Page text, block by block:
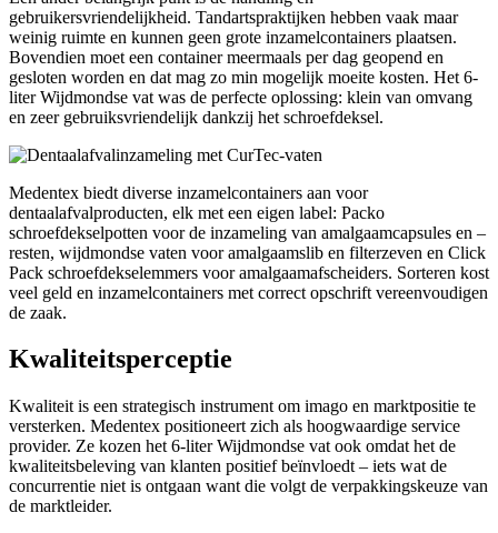
gebruikersvriendelijkheid. Tandartspraktijken hebben vaak maar
weinig ruimte en kunnen geen grote inzamelcontainers plaatsen.
Bovendien moet een container meermaals per dag geopend en
gesloten worden en dat mag zo min mogelijk moeite kosten. Het 6-
liter Wijdmondse vat was de perfecte oplossing: klein van omvang
en zeer gebruiksvriendelijk dankzij het schroefdeksel.
Medentex biedt diverse inzamelcontainers aan voor
dentaalafvalproducten, elk met een eigen label: Packo
schroefdekselpotten voor de inzameling van amalgaamcapsules en –
resten, wijdmondse vaten voor amalgaamslib en filterzeven en Click
Pack schroefdekselemmers voor amalgaamafscheiders. Sorteren kost
veel geld en inzamelcontainers met correct opschrift vereenvoudigen
de zaak.
Kwaliteitsperceptie
Kwaliteit is een strategisch instrument om imago en marktpositie te
versterken. Medentex positioneert zich als hoogwaardige service
provider. Ze kozen het 6-liter Wijdmondse vat ook omdat het de
kwaliteitsbeleving van klanten positief beïnvloedt – iets wat de
concurrentie niet is ontgaan want die volgt de verpakkingskeuze van
de marktleider.